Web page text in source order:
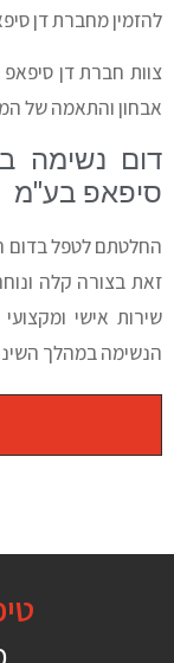
להזמין מחברת דן
צוות חברת דן
אבחון והתאמה של
דום נשימה
סיפאפ בע"מ
החלטתם לטפל בדום
זאת בצורה קלה
שירות אישי
הנשימה במהלך